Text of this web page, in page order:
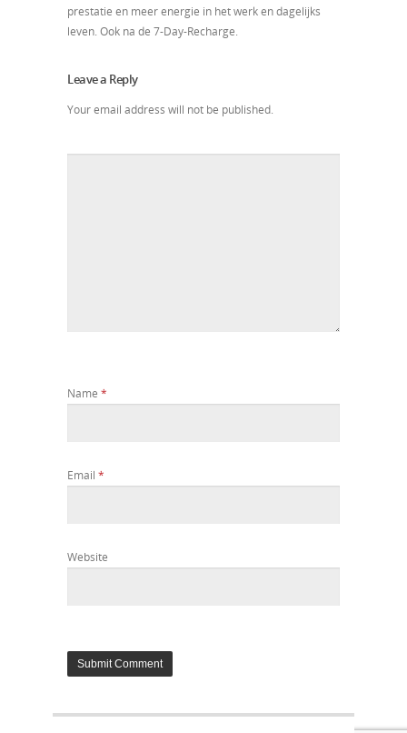
prestatie en meer energie in het werk en dagelijks
leven. Ook na de 7-Day-Recharge.
Leave a Reply
Your email address will not be published.
Name *
Email *
Website